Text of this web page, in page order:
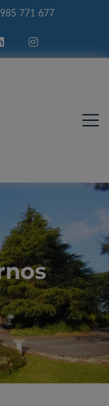
985 771 677
LinkedinInstagram